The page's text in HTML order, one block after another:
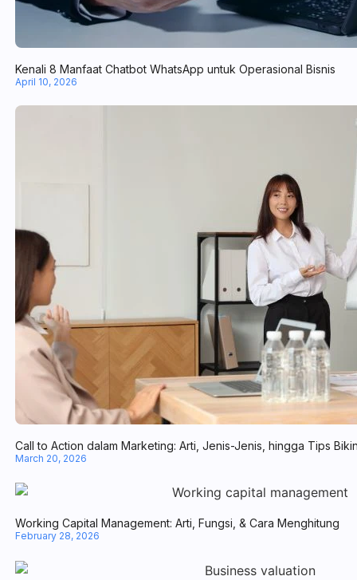
Kenali 8 Manfaat Chatbot WhatsApp untuk Operasional Bisnis
April 10, 2026
Call to Action dalam Marketing: Arti, Jenis-Jenis, hingga Tips
March 20, 2026
Working Capital Management: Arti, Fungsi, & Cara Menghitung
February 28, 2026